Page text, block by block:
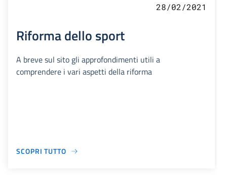
28/02/2021
Riforma dello sport
A breve sul sito gli approfondimenti utili a
comprendere i vari aspetti della riforma
SCOPRI TUTTO